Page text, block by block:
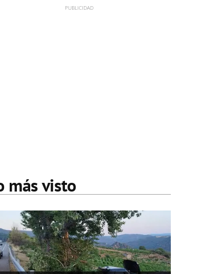
más visto